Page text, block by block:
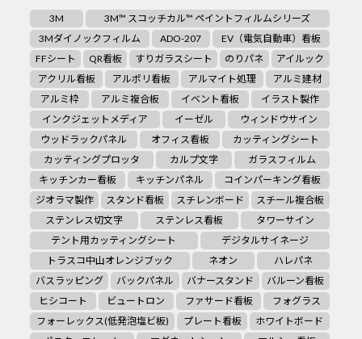
3M
3M™ スコッチカル™ ペイントフィルムシリーズ
3Mダイノックフィルム
ADO-207
EV（電気自動車）看板
FFシート
QR看板 すりガラスシート のりパネ
アイルック
アクリル看板
アルポリ看板 アルマイト処理
アルミ建材
アルミ枠
アルミ複合板 イベント看板
イラスト製作
インクジェットメディア
イーゼル
ウィンドウサイン
ウッドラックパネル
オフィス看板
カッティングシート
カッティングプロッタ
カルプ文字
ガラスフィルム
キッチンカー看板
キッチンパネル
コインパーキング看板
ジオラマ製作
スタンド看板 スチレンボード
スチール複合板
ステンレス切文字
ステンレス看板
タワーサイン
テント用カッティングシート
デジタルサイネージ
トラスコ中山オレンジブック
ネオン
ハレパネ
バスラッピング
バックパネル バナースタンド
バルーン看板
ヒシコート
ビュートロン ファサード看板
フォグラス
フォーレックス(低発泡塩ビ板)
プレート看板
ホワイトボード